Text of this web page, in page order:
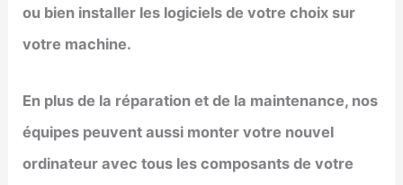
ou bien installer les logiciels de votre choix sur
votre machine.
En plus de la réparation et de la maintenance, nos
équipes peuvent aussi monter votre nouvel
ordinateur avec tous les composants de votre